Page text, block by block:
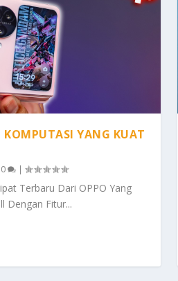
YANG KUAT
0 |
Terbaru Dari OPPO Yang
Dengan Fitur...